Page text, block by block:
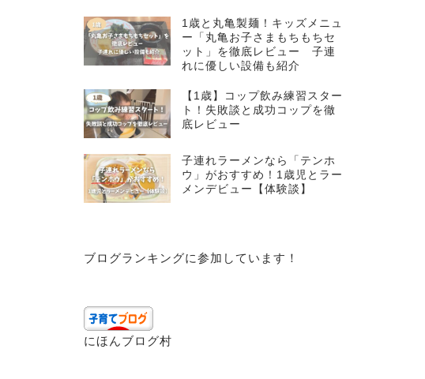
1歳と丸亀製麺！キッズメニュ
ー「丸亀お子さまもちもちセ
ット」を徹底レビュー 子連
れに優しい設備も紹介
【1歳】コップ飲み練習スター
ト！失敗談と成功コップを徹
底レビュー
子連れラーメンなら「テンホ
ウ」がおすすめ！1歳児とラー
メンデビュー【体験談】
ブログランキングに参加しています！
にほんブログ村